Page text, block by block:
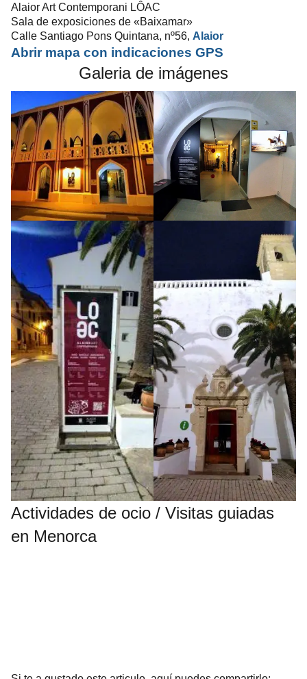
Alaior Art Contemporani LÔAC
Sala de exposiciones de «Baixamar»
Calle Santiago Pons Quintana, nº56, Alaior
Abrir mapa con indicaciones GPS
Galeria de imágenes
Actividades de ocio / Visitas guiadas
en Menorca